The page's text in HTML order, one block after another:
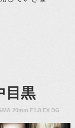
目黒
20mm F1.8 EX DG